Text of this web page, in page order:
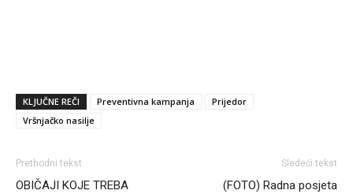
KLJUČNE REČI Preventivna kampanja
Prijedor
Vršnjačko nasilje
Prethodni tekst
OBIČAJI KOJE TREBA
Sledeći tekst
(FOTO) Radna posjeta